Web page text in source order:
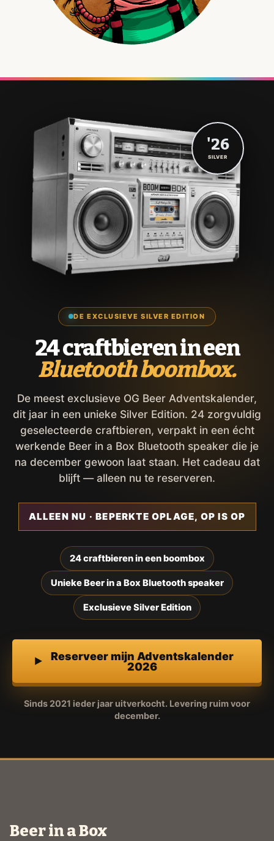
DE EXCLUSIEVE SILVER EDITION
24 craftbieren in een
Bluetooth boombox.
De meest exclusieve OG Beer Adventskalender,
dit jaar in een unieke Silver Edition. 24 zorgvuldig
geselecteerde craftbieren, verpakt in een écht
werkende Beer in a Box Bluetooth speaker die je
na december gewoon laat staan. Het cadeau dat
blijft — alleen nu te reserveren.
ALLEEN NU · BEPERKTE OPLAGE, OP IS OP
24 craftbieren in een boombox
Unieke Beer in a Box Bluetooth speaker
Exclusieve Silver Edition
Reserveer mijn Adventskalender
2026
Sinds 2021 ieder jaar uitverkocht. Levering ruim voor
december.
'26
SILVER
Beer in a Box